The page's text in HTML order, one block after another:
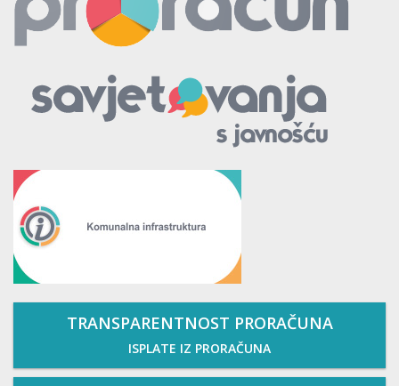
TRANSPARENTNOST PRORAČUNA
ISPLATE IZ PRORAČUNA